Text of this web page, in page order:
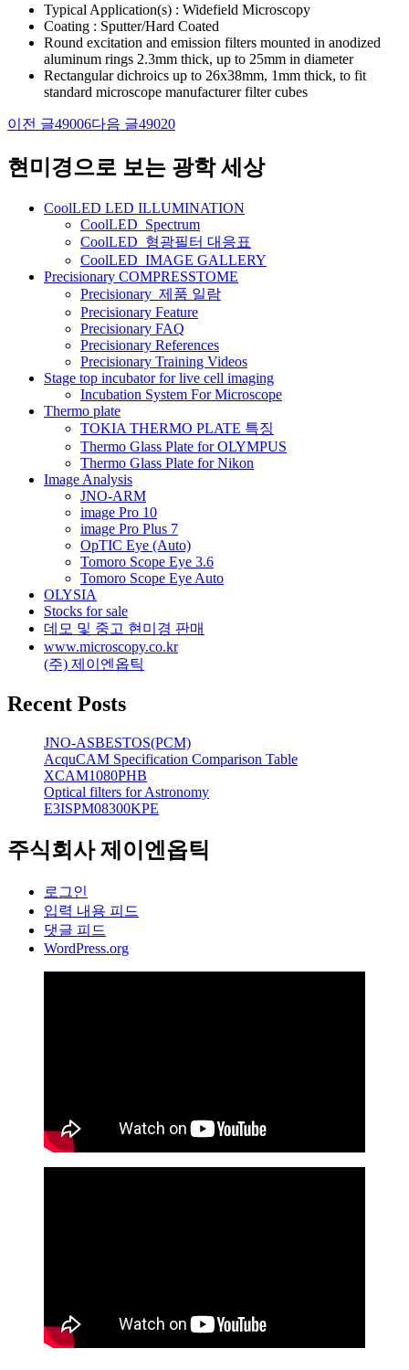
Typical Application(s) : Widefield Microscopy
Coating : Sputter/Hard Coated
Round excitation and emission filters mounted in anodized
aluminum rings 2.3mm thick, up to 25mm in diameter
Rectangular dichroics up to 26x38mm, 1mm thick, to fit
standard microscope manufacturer filter cubes
글
네
이전 글49006다음 글49020
현미경으로 보는 광학 세상
CoolLED LED ILLUMINATION
CoolLED_Spectrum
CoolLED_형광필터 대응표
CoolLED_IMAGE GALLERY
Precisionary COMPRESSTOME
Precisionary_제품 일람
Precisionary Feature
Precisionary FAQ
Precisionary References
Precisionary Training Videos
Stage top incubator for live cell imaging
Incubation System For Microscope
Thermo plate
TOKIA THERMO PLATE 특징
Thermo Glass Plate for OLYMPUS
Thermo Glass Plate for Nikon
Image Analysis
JNO-ARM
image Pro 10
image Pro Plus 7
OpTIC Eye (Auto)
Tomoro Scope Eye 3.6
Tomoro Scope Eye Auto
OLYSIA
Stocks for sale
데모 및 중고 현미경 판매
www.microscopy.co.kr
(주) 제이엔옵틱
Recent Posts
JNO-ASBESTOS(PCM)
AcquCAM Specification Comparison Table
XCAM1080PHB
Optical filters for Astronomy
E3ISPM08300KPE
주식회사 제이엔옵틱
로그인
입력 내용 피드
댓글 피드
WordPress.org